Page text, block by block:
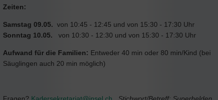
Zeiten:
Samstag 09.05. von 10:45 - 12:45 und von 15:30 - 17:30 Uhr
Sonntag 10.05. von 10:30 - 12:30 und von 15:30 - 17:30 Uhr
Aufwand für die Familien: Entweder 40 min oder 80 min/Kind (bei
Säuglingen auch 20 min möglich)
Fragen? Kadersekretariat@insel.ch Stichwort/Betreff: Superhelden